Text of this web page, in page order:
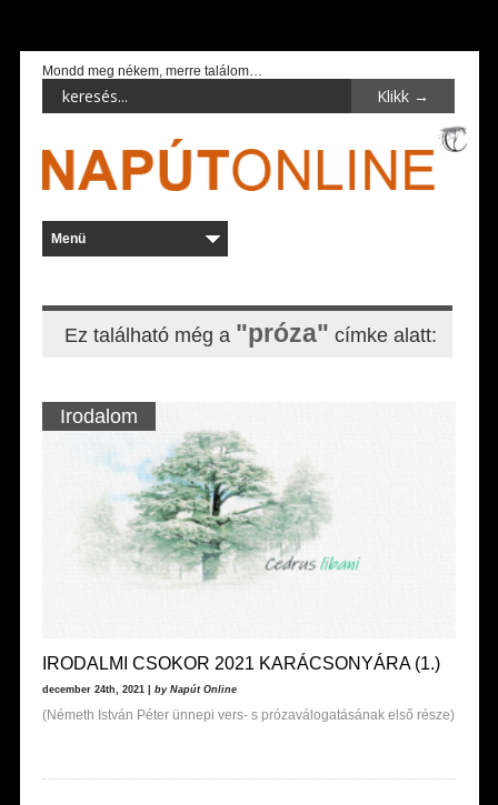
Mondd meg nékem, merre találom…
Ez található még a "próza" címke alatt:
Irodalom
IRODALMI CSOKOR 2021 KARÁCSONYÁRA (1.)
december 24th, 2021 | by Napút Online
(Németh István Péter ünnepi vers- s prózaválogatásának első része)